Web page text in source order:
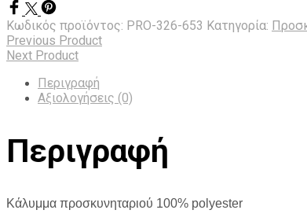
Κωδικός προϊόντος: PRO-326-653 Κατηγορία:
Previous Product
Next Product
Περιγραφή
Αξιολογήσεις (0)
Περιγραφή
Κάλυμμα προσκυνηταριού 100% polyester